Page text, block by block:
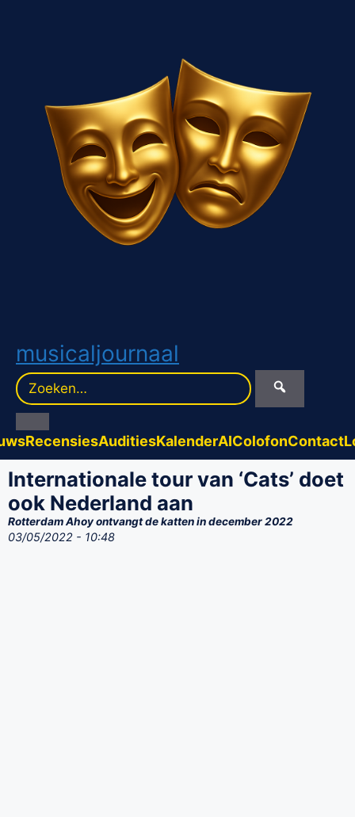
musicaljournaal
Zoek
naar:
RecensiesAuditiesKalenderAIColofonContact
Internationale tour van ‘Cats’ doet
ook Nederland aan
Rotterdam Ahoy ontvangt de katten in december 2022
03/05/2022 - 10:48